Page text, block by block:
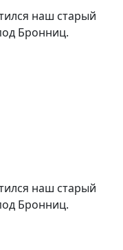
наш старый
Бронниц.
наш старый
Бронниц.